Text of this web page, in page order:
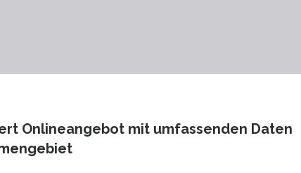
Onlineangebot mit umfassenden Daten